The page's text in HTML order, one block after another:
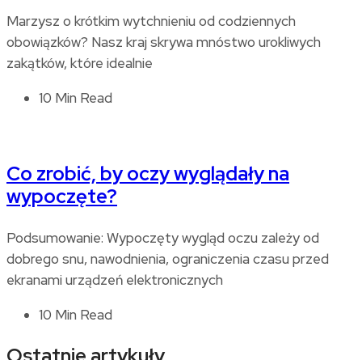
Marzysz o krótkim wytchnieniu od codziennych
obowiązków? Nasz kraj skrywa mnóstwo urokliwych
zakątków, które idealnie
10 Min Read
Co zrobić, by oczy wyglądały na
wypoczęte?
Podsumowanie: Wypoczęty wygląd oczu zależy od
dobrego snu, nawodnienia, ograniczenia czasu przed
ekranami urządzeń elektronicznych
10 Min Read